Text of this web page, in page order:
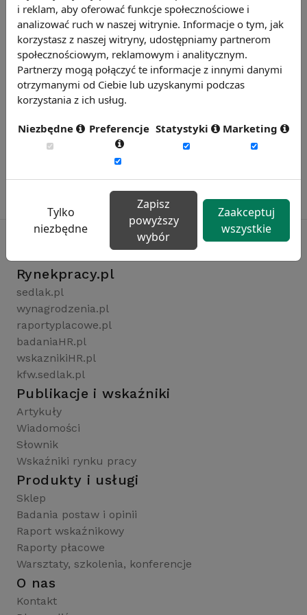
Zobacz więcej wiadomości
Rynekpracy.pl
sedlak.pl
wynagrodzenia.pl
raportyplacowe.pl
badaniaHR.pl
wskaznikiHR.pl
kfw.sedlak.pl
Publikacje i wskaźniki
Artykuły
Wiadomości
Słownik
Wskaźniki rynku pracy
Produkty i usługi
Sklep
Badania postaw i opinii
Raport wskaźnikowy
Raporty płacowe
Warsztaty, szkolenia, konferencje
O nas
Kontakt
i reklam, aby oferować funkcje społecznościowe i
analizować ruch w naszej witrynie. Informacje o tym, jak
korzystasz z naszej witryny, udostępniamy partnerom
społecznościowym, reklamowym i analitycznym.
Partnerzy mogą połączyć te informacje z innymi danymi
otrzymanymi od Ciebie lub uzyskanymi podczas
korzystania z ich usług.
Niezbędne Preferencje Statystyki Marketing
Tylko
niezbędne
Zapisz
powyższy
wybór
Zaakceptuj
wszystkie